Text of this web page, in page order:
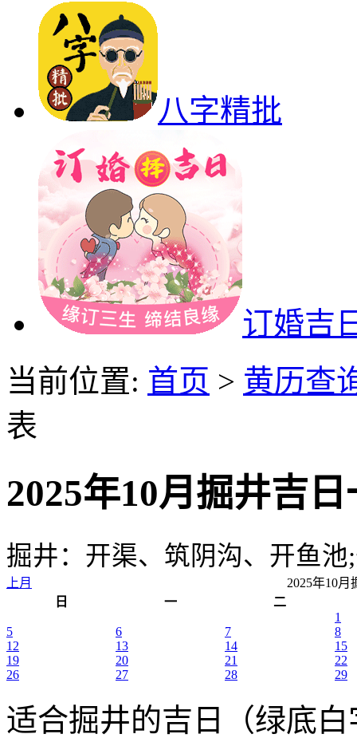
八字精批
订婚吉
当前位置: 首页 > 黄历查
表
2025年10月掘井吉
掘井：开渠、筑阴沟、开鱼
上月
2025年10
日
一
二
1
5
6 7
8
12
13 14
15
19
20 21
22
26
27 28 29
适合掘井的吉日（绿底白